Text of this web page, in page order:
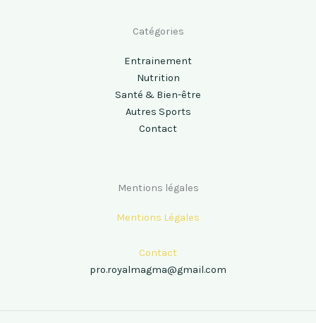
Catégories
Entrainement
Nutrition
Santé & Bien-être
Autres Sports
Contact
Mentions légales
Mentions Légales
Contact
pro.royalmagma@gmail.com